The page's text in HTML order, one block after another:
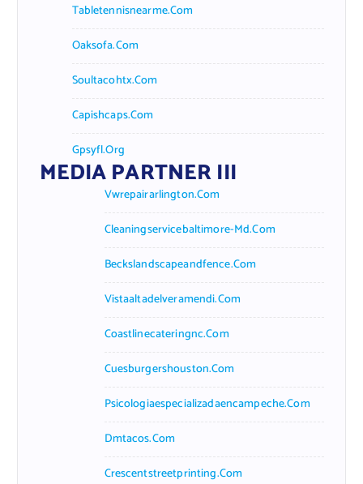
Tabletennisnearme.com
Oaksofa.com
Soultacohtx.com
Capishcaps.com
Gpsyfl.org
MEDIA PARTNER III
Vwrepairarlington.com
Cleaningservicebaltimore-Md.com
Beckslandscapeandfence.com
Vistaaltadelveramendi.com
Coastlinecateringnc.com
Cuesburgershouston.com
Psicologiaespecializadaencampeche.com
Dmtacos.com
Crescentstreetprinting.com